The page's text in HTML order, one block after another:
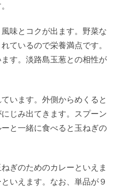
味とコクが出ます。野菜な
ているので栄養満点です。
す。淡路島玉葱との相性が
います。外側からめくると
じみ出てきます。スプーン
と一緒に食べると玉ねぎの
ぎのためのカレーといえま
いえます。なお、単品が９